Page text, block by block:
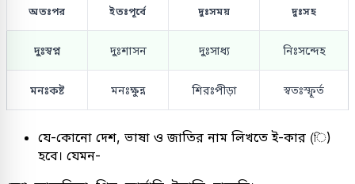
অতঃপর ইতঃপূর্বে দুঃসময় দুঃসহ
দুঃস্বপ্ন দুঃশাসন দুঃসাধ্য নিঃসন্দেহ
মনঃকষ্ট মনঃক্ষুন্ন শিরঃপীড়া স্বতঃস্ফূর্ত
যে-কোনো দেশ, ভাষা ও জাতির নাম লিখতে ই-কার (ি)
হবে। যেমন-